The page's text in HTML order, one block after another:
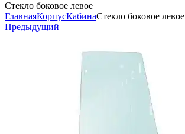
Стекло боковое левое
ГлавнаяКорпусКабинаСтекло боковое левое
Предыдущий